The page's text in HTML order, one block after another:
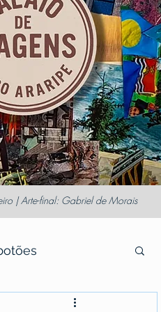
| Arte-final: Gabriel de Morais